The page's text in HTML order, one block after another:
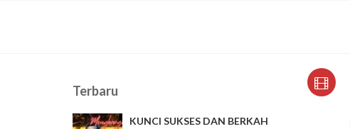
Terbaru
KUNCI SUKSES DAN BERKAH